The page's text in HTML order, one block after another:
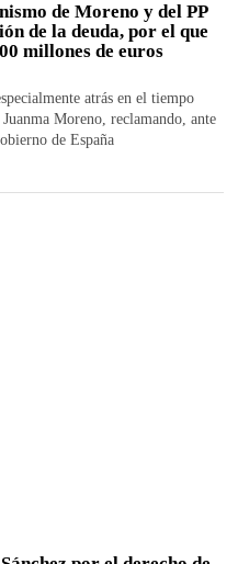
de Moreno y del PP
de la deuda, por el que
millones de euros
atrás en el tiempo
Moreno, reclamando, ante
de España